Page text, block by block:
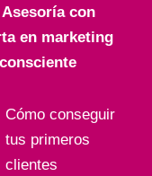
Asesoría con
en marketing
consciente
Cómo conseguir
tus primeros
clientes